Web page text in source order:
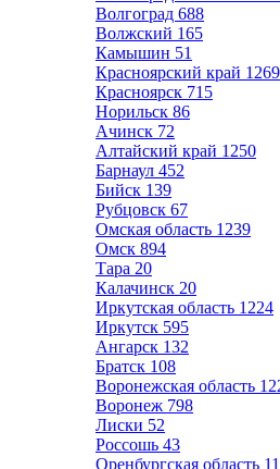
Волгоград 688
Волжский 165
Камышин 51
Красноярский край 1269
Красноярск 715
Норильск 86
Ачинск 72
Алтайский край 1250
Барнаул 452
Бийск 139
Рубцовск 67
Омская область 1239
Омск 894
Тара 20
Калачинск 20
Иркутская область 1224
Иркутск 595
Ангарск 132
Братск 108
Воронежская область
Воронеж 798
Лиски 52
Россошь 43
Оренбургская область